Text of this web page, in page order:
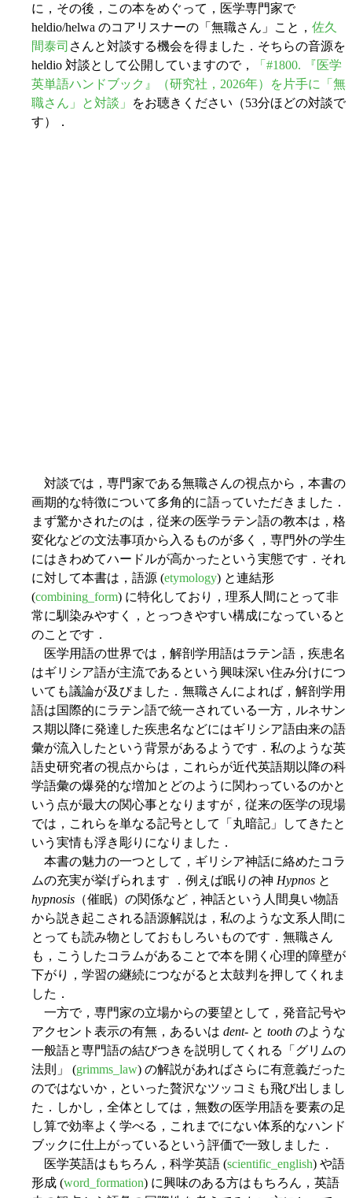
に，その後，この本をめぐって，医学専門家で
heldio/helwa のコアリスナーの「無職さん」こと， 佐久
間泰司 さんと対談する機会を得ました．そちらの音源を
heldio 対談として公開していますので，
「#1800. 『医学
英単語ハンドブック』（研究社，2026年）を片手に「無
職さん」と対談」
をお聴きください（53分ほどの対談で
す）．
対談では，専門家である無職さんの視点から，本書の
画期的な特徴について多角的に語っていただきました．
まず驚かされたのは，従来の医学ラテン語の教本は，格
変化などの文法事項から入るものが多く，専門外の学生
にはきわめてハードルが高かったという実態です．それ
に対して本書は，語源 (etymology) と連結形
(combining_form) に特化しており，理系人間にとって非
常に馴染みやすく，とっつきやすい構成になっていると
のことです．
医学用語の世界では，解剖学用語はラテン語，疾患名
はギリシア語が主流であるという興味深い住み分けにつ
いても議論が及びました．無職さんによれば，解剖学用
語は国際的にラテン語で統一されている一方，ルネサン
ス期以降に発達した疾患名などにはギリシア語由来の語
彙が流入したという背景があるようです．私のような英
語史研究者の視点からは，これらが近代英語期以降の科
学語彙の爆発的な増加とどのように関わっているのかと
いう点が最大の関心事となりますが，従来の医学の現場
では，これらを単なる記号として「丸暗記」してきたと
いう実情も浮き彫りになりました．
本書の魅力の一つとして，ギリシア神話に絡めたコラ
ムの充実が挙げられます ．例えば眠りの神 Hypnos と
hypnosis （催眠）の関係など，神話という人間臭い物語
から説き起こされる語源解説は，私のような文系人間に
とっても読み物としておもしろいものです．無職さん
も，こうしたコラムがあることで本を開く心理的障壁が
下がり，学習の継続につながると太鼓判を押してくれま
した．
一方で，専門家の立場からの要望として，発音記号や
アクセント表示の有無，あるいは dent- と tooth のような
一般語と専門語の結びつきを説明してくれる「グリムの
法則」 (grimms_law) の解説があればさらに有意義だった
のではないか，といった贅沢なツッコミも飛び出しまし
た．しかし，全体としては，無数の医学用語を要素の足
し算で効率よく学べる，これまでにない体系的なハンド
ブックに仕上がっているという評価で一致しました．
医学英語はもちろん，科学英語 (scientific_english) や語
形成 (word_formation) に興味のある方はもちろん，英語